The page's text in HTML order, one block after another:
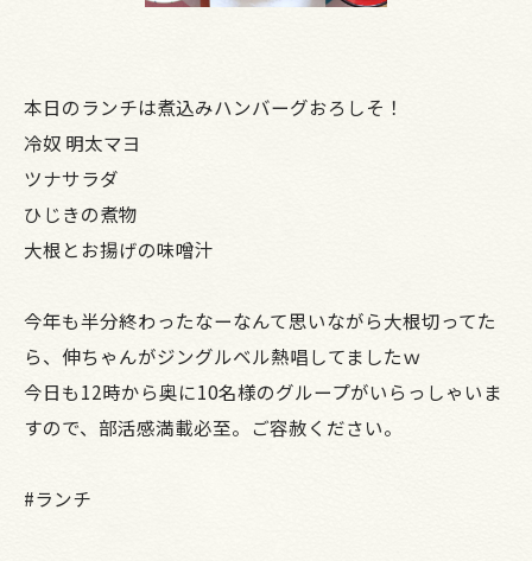
本日のランチは煮込みハンバーグおろしそ！
冷奴 明太マヨ
ツナサラダ
ひじきの煮物
大根とお揚げの味噌汁
今年も半分終わったなーなんて思いながら大根切ってた
ら、伸ちゃんがジングルベル熱唱してましたｗ
今日も12時から奥に10名様のグループがいらっしゃいま
すので、部活感満載必至。ご容赦ください。
#ランチ